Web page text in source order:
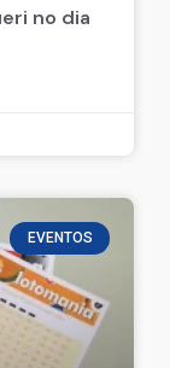
no dia
EVENTOS